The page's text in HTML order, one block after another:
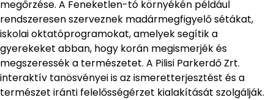
megőrzése. A Feneketlen-tó környékén például
rendszeresen szerveznek madármegfigyelő sétákat,
iskolai oktatóprogramokat, amelyek segítik a
gyerekeket abban, hogy korán megismerjék és
megszeressék a természetet. A Pilisi Parkerdő Zrt.
interaktív tanösvényei is az ismeretterjesztést és a
természet iránti felelősségérzet kialakítását szolgálják.